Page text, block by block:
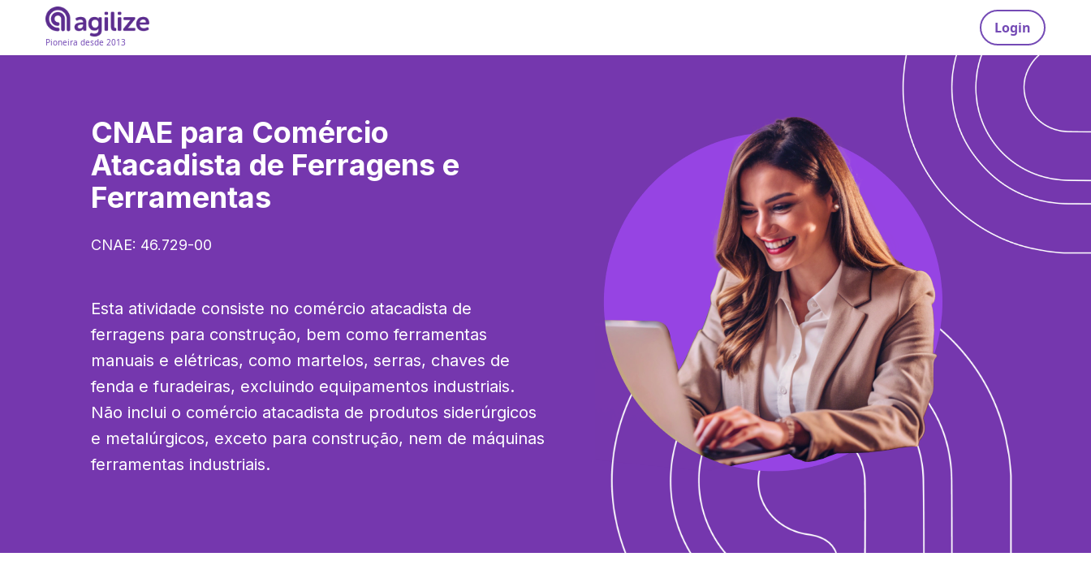
Pioneira desde 2013
Login
CNAE para Comércio
Atacadista de Ferragens e
Ferramentas
CNAE: 46.729-00
Esta atividade consiste no comércio atacadista de
ferragens para construção, bem como ferramentas
manuais e elétricas, como martelos, serras, chaves de
fenda e furadeiras, excluindo equipamentos industriais.
Não inclui o comércio atacadista de produtos siderúrgicos
e metalúrgicos, exceto para construção, nem de máquinas
ferramentas industriais.